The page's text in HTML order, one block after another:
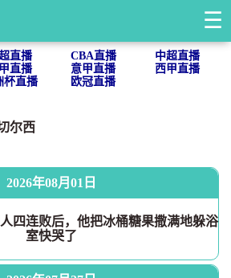
☰
直播 CBA直播
中超直播
直播 意甲直播
西甲直播
杯直播 欧冠直播
尔西
2026年08月01日
四连败后，他把冰桶糖果撒满地躲浴
室快哭了